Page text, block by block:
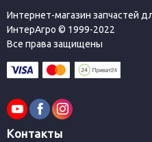
Интернет-магазин запчастей
ИнтерАгро © 1999-2022
Все права защищены
Контакты